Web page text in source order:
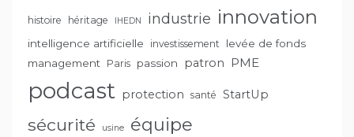
histoire héritage IHEDN industrie innovation
intelligence artificielle investissement
levée de fonds
management Paris passion patron PME
podcast protection santé StartUp
sécurité usine équipe